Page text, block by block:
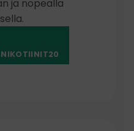
ja nopealla